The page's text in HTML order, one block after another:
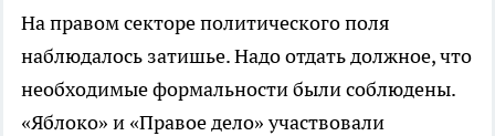
На правом секторе политического поля
наблюдалось затишье. Надо отдать должное, что
необходимые формальности были соблюдены.
«Яблоко» и «Правое дело» участвовали